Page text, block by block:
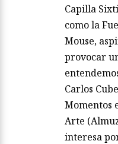
Capilla
como la
Mouse,
provocar
Carlos
Momentos
Arte
interesa